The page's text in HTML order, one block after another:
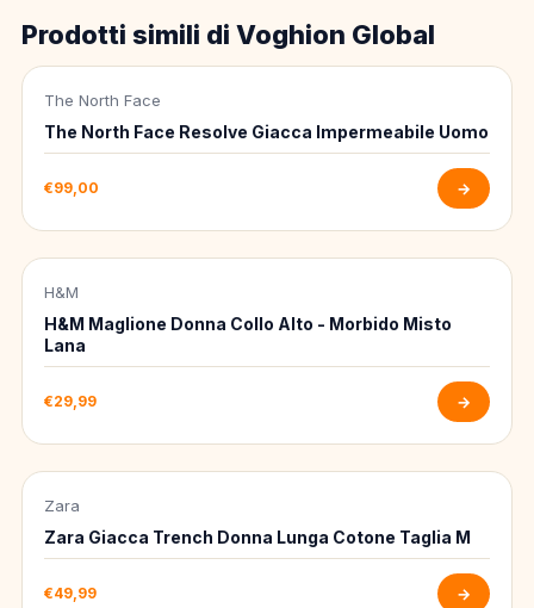
Prodotti simili di Voghion Global
-50%
The North Face
The North Face Resolve Giacca Impermeabile Uomo
€99,00 →
-50%
H&M
H&M Maglione Donna Collo Alto - Morbido Misto
Lana
€29,99 →
-50%
Zara
Zara Giacca Trench Donna Lunga Cotone Taglia M
€49,99 →